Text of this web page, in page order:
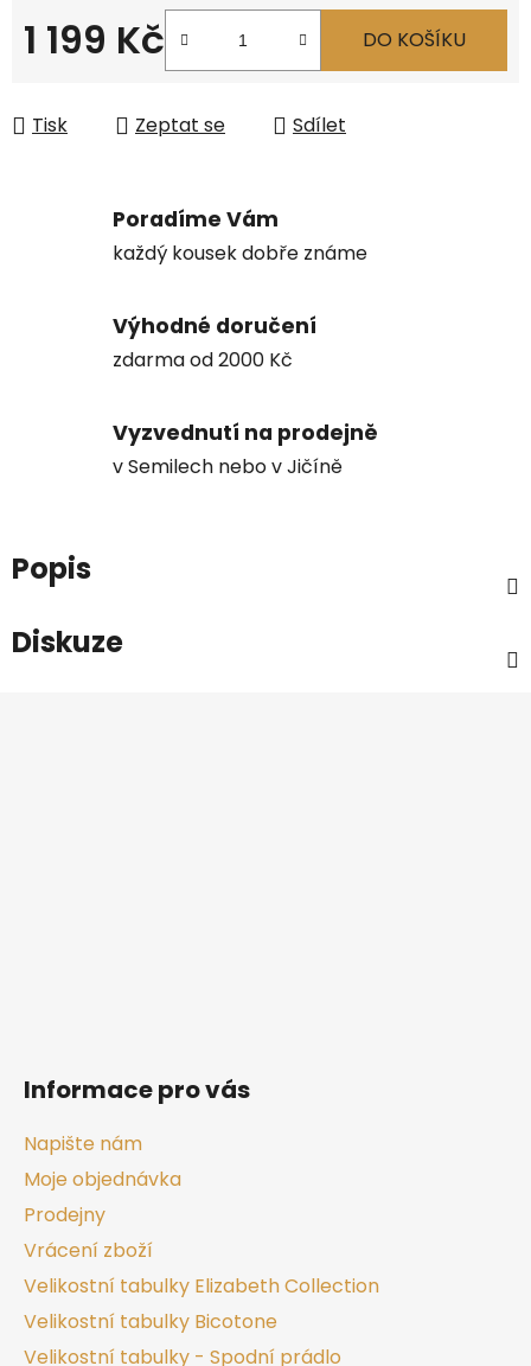
1 199 Kč DO KOŠÍKU
Tisk Zeptat se Sdílet
Poradíme Vám
každý kousek dobře známe
Výhodné doručení
zdarma od 2000 Kč
Vyzvednutí na prodejně
v Semilech nebo v Jičíně
Popis
Diskuze
Informace pro vás
Napište nám
Moje objednávka
Prodejny
Vrácení zboží
Velikostní tabulky Elizabeth Collection
Velikostní tabulky Bicotone
Velikostní tabulky - Spodní prádlo